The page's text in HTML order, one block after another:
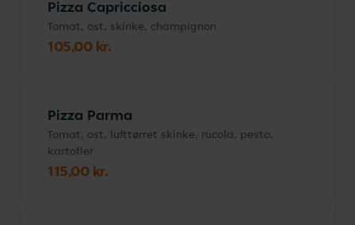
Pizza Capricciosa
Tomat, ost, skinke, champignon
105,00 kr.
Pizza Parma
Tomat, ost, lufttørret skinke, rucola, pesto,
kartofler
115,00 kr.